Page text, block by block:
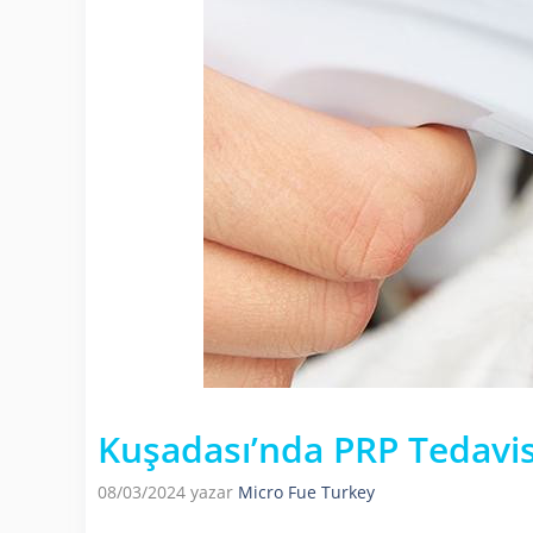
Kuşadası’nda PRP
08/03/2024 yazar Micro Fue Turkey